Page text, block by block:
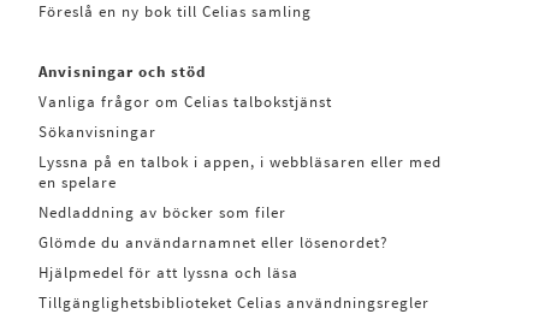
Föreslå en ny bok till Celias samling
Anvisningar och stöd
Vanliga frågor om Celias talbokstjänst
Sökanvisningar
Lyssna på en talbok i appen, i webbläsaren eller med
en spelare
Nedladdning av böcker som filer
Glömde du användarnamnet eller lösenordet?
Hjälpmedel för att lyssna och läsa
Tillgänglighetsbiblioteket Celias användningsregler